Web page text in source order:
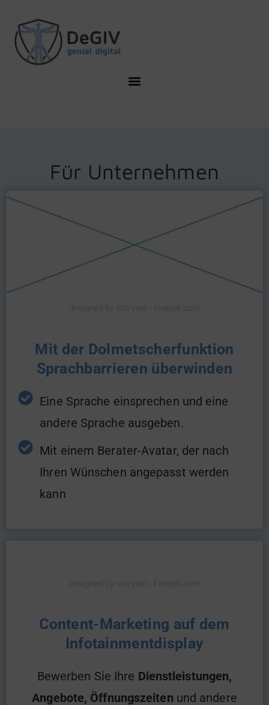
Für Unternehmen
Mit der Dolmetscherfunktion
Sprachbarrieren überwinden
Eine Sprache einsprechen und eine
andere Sprache ausgeben.
Mit einem Berater-Avatar, der nach
Ihren Wünschen angepasst werden
kann
Content-Marketing auf dem
Infotainmentdisplay
Bewerben Sie Ihre Dienstleistungen,
Angebote, Öffnungszeiten und andere